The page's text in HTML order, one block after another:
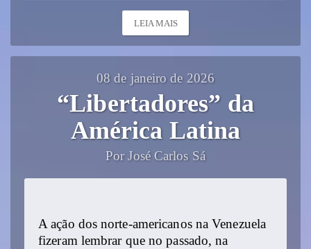
LEIA MAIS
08 de janeiro de 2026
“Libertadores” da
América Latina
Por José Carlos Sá
A ação dos norte-americanos na Venezuela
fizeram lembrar que no passado, na